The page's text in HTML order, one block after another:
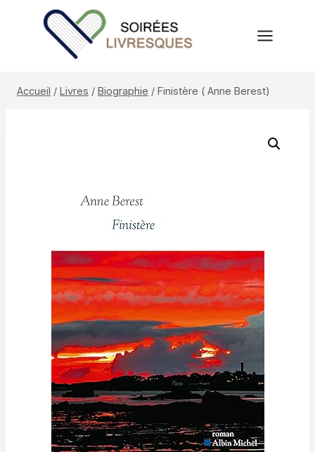
Accueil / Livres / Biographie / Finistère ( Anne Berest)